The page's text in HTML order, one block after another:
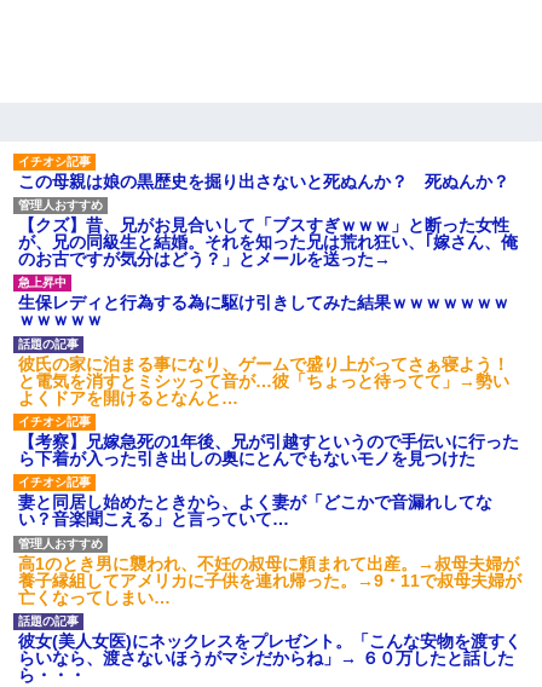
この母親は娘の黒歴史を掘り出さないと死ぬんか？ 死ぬんか？
【クズ】昔、兄がお見合いして「ブスすぎｗｗｗ」と断った女性
が、兄の同級生と結婚。それを知った兄は荒れ狂い、｢嫁さん、俺
のお古ですが気分はどう？」とメールを送った→
生保レディと行為する為に駆け引きしてみた結果ｗｗｗｗｗｗｗ
ｗｗｗｗｗ
彼氏の家に泊まる事になり、ゲームで盛り上がってさぁ寝よう！
と電気を消すとミシッって音が…彼「ちょっと待ってて」→勢い
よくドアを開けるとなんと…
【考察】兄嫁急死の1年後、兄が引越すというので手伝いに行った
ら下着が入った引き出しの奥にとんでもないモノを見つけた
妻と同居し始めたときから、よく妻が「どこかで音漏れしてな
い？音楽聞こえる」と言っていて…
高1のとき男に襲われ、不妊の叔母に頼まれて出産。→叔母夫婦が
養子縁組してアメリカに子供を連れ帰った。→9・11で叔母夫婦が
亡くなってしまい…
彼女(美人女医)にネックレスをプレゼント。「こんな安物を渡すく
らいなら、渡さないほうがマシだからね」→ ６０万したと話した
ら・・・